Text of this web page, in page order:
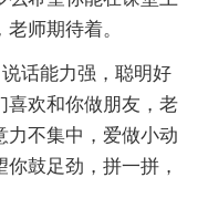
师期待着。
话能力强，聪明好
喜欢和你做朋友，老
力不集中，爱做小动
鼓足劲，拼一拼，